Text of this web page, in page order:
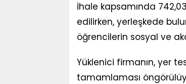
İhale kapsamında
edilirken, yerleşkede
öğrencilerin sosyal ve
Yüklenici firmanın, yer
tamamlaması